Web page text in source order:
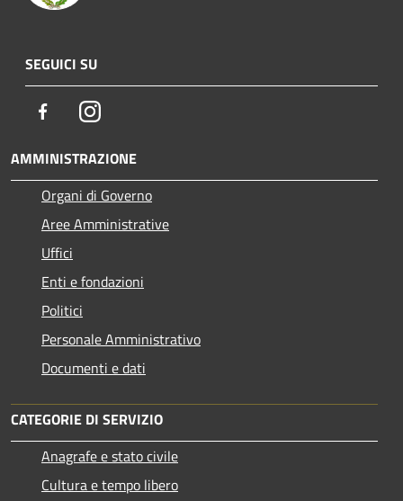
SEGUICI SU
FacebookInstagram
AMMINISTRAZIONE
Organi di Governo
Aree Amministrative
Uffici
Enti e fondazioni
Politici
Personale Amministrativo
Documenti e dati
CATEGORIE DI SERVIZIO
Anagrafe e stato civile
Cultura e tempo libero